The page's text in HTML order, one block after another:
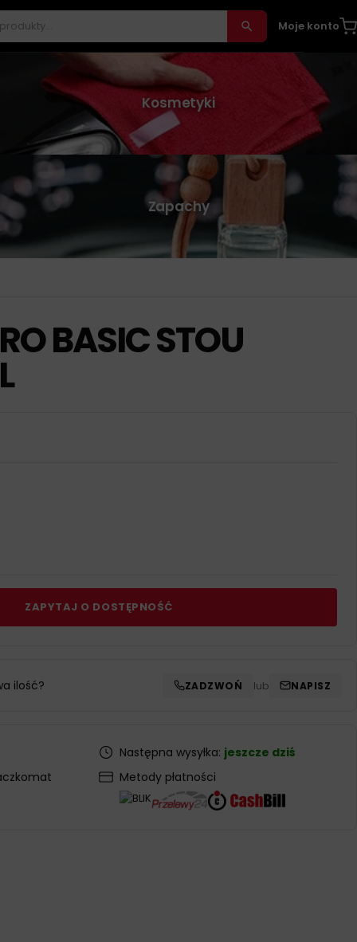
Moje konto
Kosmetyki
Zapachy
BASIC STOU
ZAPYTAJ O DOSTĘPNOŚĆ
ilość? ZADZWOŃ lub NAPISZ
Następna wysyłka: jeszcze dziś
Metody płatności